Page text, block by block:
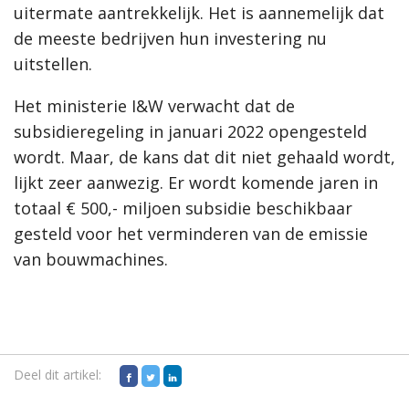
uitermate aantrekkelijk. Het is aannemelijk dat
de meeste bedrijven hun investering nu
uitstellen.
Het ministerie I&W verwacht dat de
subsidieregeling in januari 2022 opengesteld
wordt. Maar, de kans dat dit niet gehaald wordt,
lijkt zeer aanwezig. Er wordt komende jaren in
totaal € 500,- miljoen subsidie beschikbaar
gesteld voor het verminderen van de emissie
van bouwmachines.
Deel dit artikel: